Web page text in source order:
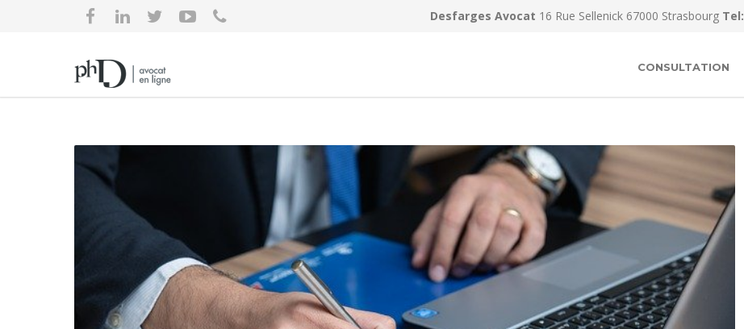
Desfarges Avocat 16 Rue Sellenick 67000 Strasbourg Tel:
CONSULTATION